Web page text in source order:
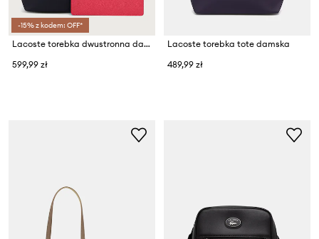
-15% z kodem: OFF*
Lacoste torebka dwustronna damska
599,99 zł
Lacoste torebka tote damska
489,99 zł